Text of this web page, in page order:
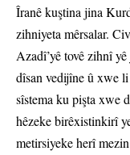
Îranê kuştina jina
zihniyeta mêrsalar.
Azadî’yê tovê zihnî
dîsan vedijîne û xwe
sîstema ku pişta xwe
hêzeke birêxistinkirî
metirsiyeke herî